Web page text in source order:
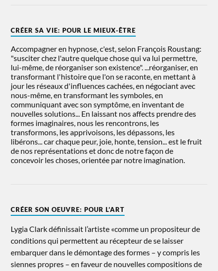
CRÉER SA VIE: POUR LE MIEUX-ÊTRE
Accompagner en hypnose, c'est, selon François Roustang:
"susciter chez l'autre quelque chose qui va lui permettre,
lui-même, de réorganiser son existence". ...réorganiser, en
transformant l'histoire que l'on se raconte, en mettant à
jour les réseaux d'influences cachées, en négociant avec
nous-même, en transformant les symboles, en
communiquant avec son symptôme, en inventant de
nouvelles solutions... En laissant nos affects prendre des
formes imaginaires, nous les rencontrons, les
transformons, les apprivoisons, les dépassons, les
libérons... car chaque peur, joie, honte, tension... est le fruit
de nos représentations et donc de notre façon de
concevoir les choses, orientée par notre imagination.
CRÉER SON OEUVRE: POUR L’ART
Lygia Clark définissait l’artiste «comme un propositeur de
conditions qui permettent au récepteur de se laisser
embarquer dans le démontage des formes – y compris les
siennes propres – en faveur de nouvelles compositions de